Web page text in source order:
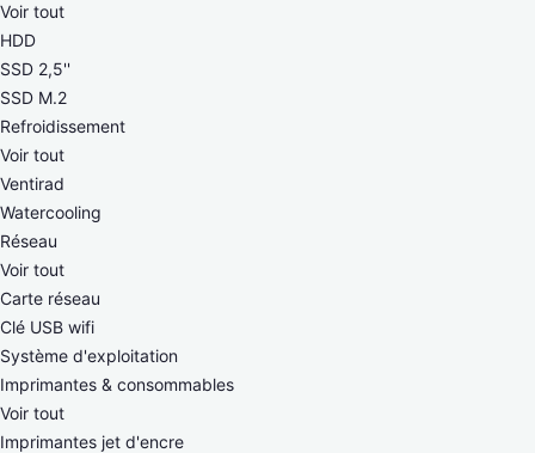
Voir tout
HDD
SSD 2,5''
SSD M.2
Refroidissement
Voir tout
Ventirad
Watercooling
Réseau
Voir tout
Carte réseau
Clé USB wifi
Système d'exploitation
Imprimantes & consommables
Voir tout
Imprimantes jet d'encre